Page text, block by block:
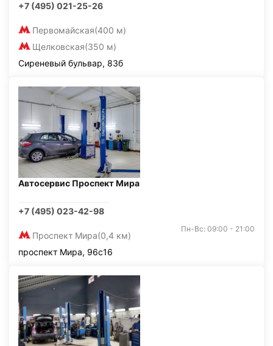
+7 (495) 021-25-26
Первомайская(400 м)
Щелковская(350 м)
Сиреневый бульвар, 83б
Автосервис Проспект Мира
+7 (495) 023-42-98
Проспект Мира(0,4 км)
Пн-Вс: 09:00 - 21:00
проспект Мира, 96с16